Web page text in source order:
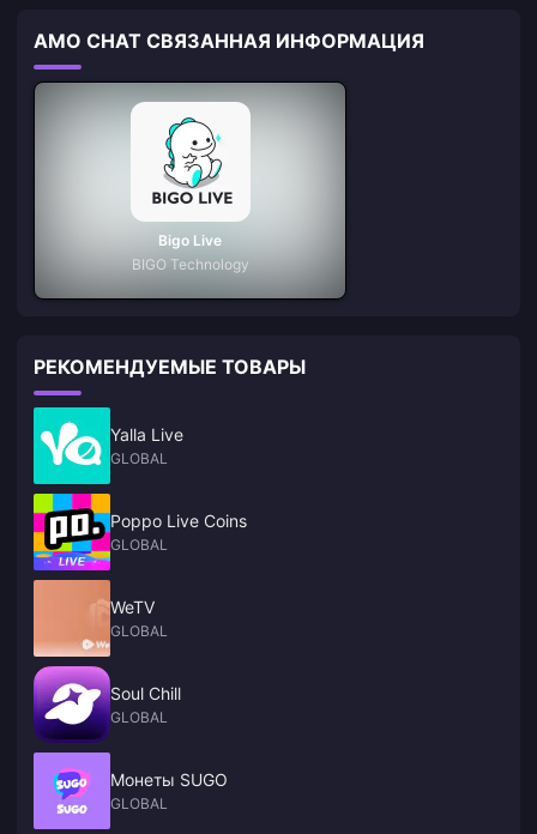
AMO CHAT СВЯЗАННАЯ ИНФОРМАЦИЯ
Bigo Live
BIGO Technology
РЕКОМЕНДУЕМЫЕ ТОВАРЫ
Yalla Live
GLOBAL
Poppo Live Coins
GLOBAL
WeTV
GLOBAL
Soul Chill
GLOBAL
Монеты SUGO
GLOBAL